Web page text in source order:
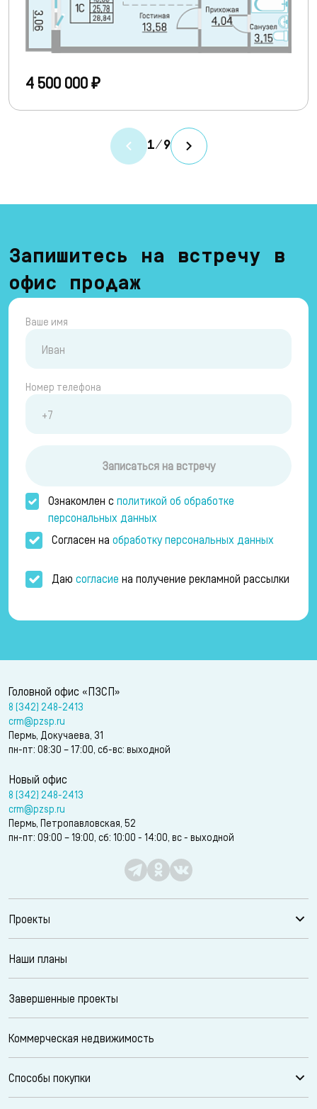
1/9
4 500 000 ₽
Запишитесь на встречу в
офис продаж
Ваше имя
Номер телефона
Записаться на встречу
Ознакомлен сполитикой об обработке
персональных данных
Согласен на обработку персональных данных
Даю согласие на получение рекламной рассылки
Головной офис «ПЗСП»
8 (342) 248-2413
crm@pzsp.ru
Пермь, Докучаева, 31
пн-пт: 08:30 – 17:00, сб-вс: выходной
Новый офис
8 (342) 248-2413
crm@pzsp.ru
Пермь, Петропавловская, 52
пн-пт: 09:00 – 19:00, сб: 10:00 - 14:00, вс - выходной
Проекты
Наши планы
Завершенные проекты
Коммерческая недвижимость
Способы покупки